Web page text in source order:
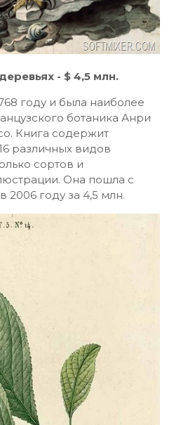
- $ 4,5 млн.
году и была наиболее
ботаника Анри
Книга содержит
различных видов
сортов и
Она пошла с
2006 году за 4,5 млн.